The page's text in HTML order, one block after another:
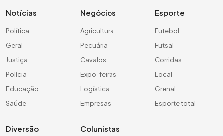
Notícias
Política
Geral
Justiça
Polícia
Educação
Saúde
Negócios
Agricultura
Pecuária
Cavalos
Expo-feiras
Logística
Empresas
Esporte
Futebol
Futsal
Corridas
Local
Grenal
Esporte total
Diversão Colunistas